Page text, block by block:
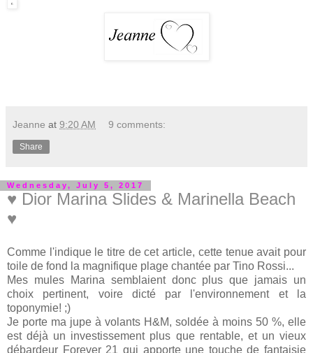
Jeanne at 9:20 AM 9 comments:
Share
Wednesday, July 5, 2017
♥ Dior Marina Slides & Marinella Beach
♥
Comme l'indique le titre de cet article, cette tenue avait pour
toile de fond la magnifique plage chantée par Tino Rossi...
Mes mules Marina semblaient donc plus que jamais un
choix pertinent, voire dicté par l'environnement et la
toponymie! ;)
Je porte ma jupe à volants H&M, soldée à moins 50 %, elle
est déjà un investissement plus que rentable, et un vieux
débardeur Forever 21 qui apporte une touche de fantaisie